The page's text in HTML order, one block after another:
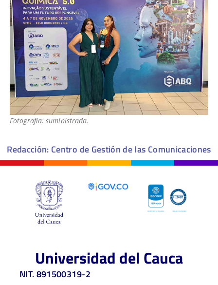
Fotografía: suministrada.
Redacción: Centro de Gestión de las Comunicaciones
Universidad del Cauca
NIT. 891500319-2